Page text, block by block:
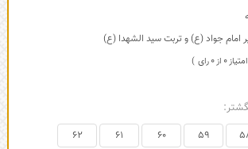
امام جواد (ع) و تربت سید الشهدا (ع)
0
0
59
60
61
62